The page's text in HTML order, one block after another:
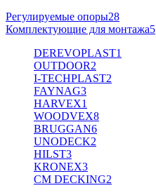
Регулируемые опоры28
Комплектующие для монтажа5
DEREVOPLAST1
OUTDOOR2
I-TECHPLAST2
FAYNAG3
HARVEX1
WOODVEX8
BRUGGAN6
UNODECK2
HILST3
KRONEX3
CM DECKING2